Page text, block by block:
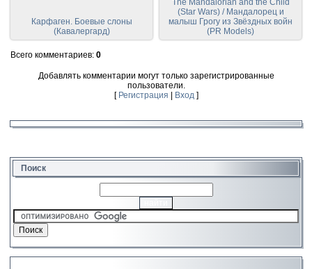
Карфаген. Боевые слоны
(Кавалергард)
The Mandalorian and the Child
(Star Wars) / Мандалорец и
малыш Грогу из Звёздных войн
(PR Models)
Всего комментариев: 0
Добавлять комментарии могут только зарегистрированные
пользователи.
[ Регистрация Вход]
Поиск